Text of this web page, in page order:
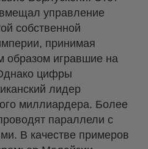
управление
собственной
принимая
образом игравшие на
цифры
лидер
миллиардера. Более
параллели с
В качестве примеров